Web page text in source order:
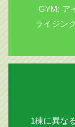
GYM: ア
ライジン
1棟に異な